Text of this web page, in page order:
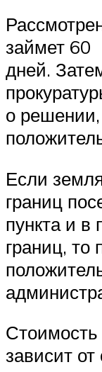
займет 60
дней.
о
Если
границ
пункта и в
границ, то
зависит